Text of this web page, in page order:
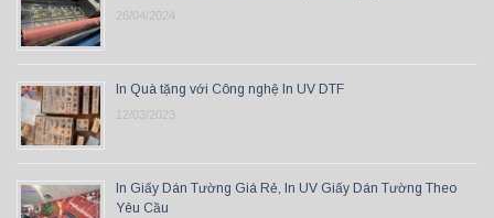
26/04/2024
In Quà tặng với Công nghệ In UV DTF
12/03/2023
In Giấy Dán Tường Giá Rẻ, In UV Giấy Dán Tường Theo
Yêu Cầu